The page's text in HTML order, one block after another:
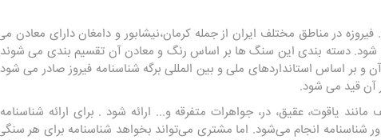
در مناطق مختلف ایران از جمله کرمان،نیشابور و دامغان دارای معادن
شود. دسته بندی این سنگ ها بر اساس رنگ و معادن آن تقسیم بندی می
بر اساس استانداردهای ملی و بین المللی برگه شناسنامه فیروز صادر می
قید می شود.
یاقوت، عقیق، در، جواهرات متفرقه و... ارائه شود . برای ارائه
شناسنامه انجام می‌شود. اما مشتری می‌تواند بخواهد شناسنامه برای هر